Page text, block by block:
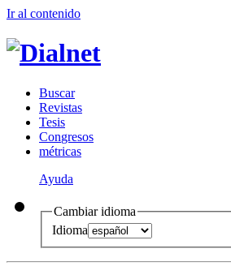
Ir al contenido
Buscar
Revistas
Tesis
Congresos
métricas
Ayuda
Cambiar idioma
Idioma